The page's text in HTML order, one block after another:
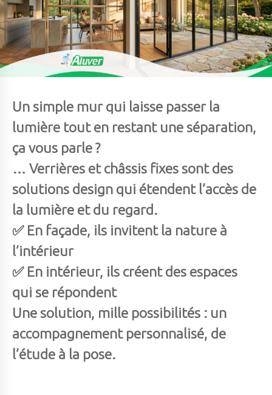
Un simple mur qui laisse passer la
lumière tout en restant une séparation,
ça vous parle ?
… Verrières et châssis fixes sont des
solutions design qui étendent l’accès de
la lumière et du regard .
✅ En façade, ils invitent la nature à
l’intérieur
✅ En intérieur, ils créent des espaces
qui se répondent
Une solution, mille possibilités : un
accompagnement personnalisé, de
l’étude à la pose.